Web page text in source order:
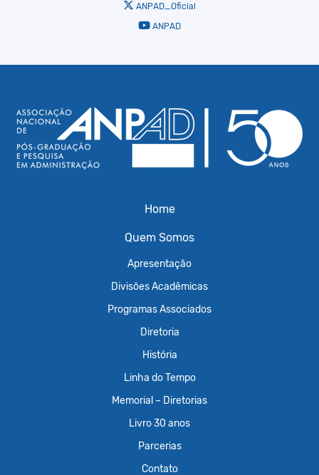
ANPAD_Oficial
ANPAD
Home
Quem Somos
Apresentação
Divisões Acadêmicas
Programas Associados
Diretoria
História
Linha do Tempo
Memorial – Diretorias
Livro 30 anos
Parcerias
Contato